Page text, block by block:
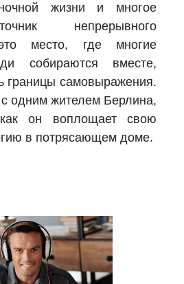
жизни и многое
непрерывного
место, где многие
собираются вместе,
границы самовыражения.
одним жителем Берлина,
он воплощает свою
в потрясающем доме.